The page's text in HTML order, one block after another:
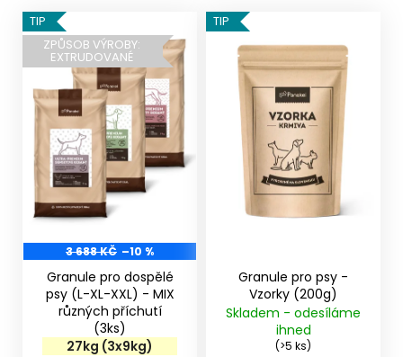
V
ý
p
k
TIP
ZPŮSOB VÝROBY:
EXTRUDOVANÉ
3 688 KČ –10 %
Granule pro dospělé
psy (L-XL-XXL) - MIX
různých příchutí
27kg (3x9kg)
TIP
Granule pro psy -
Vzorky (200g)
Skladem - odesíláme
ihned
(>5 ks)